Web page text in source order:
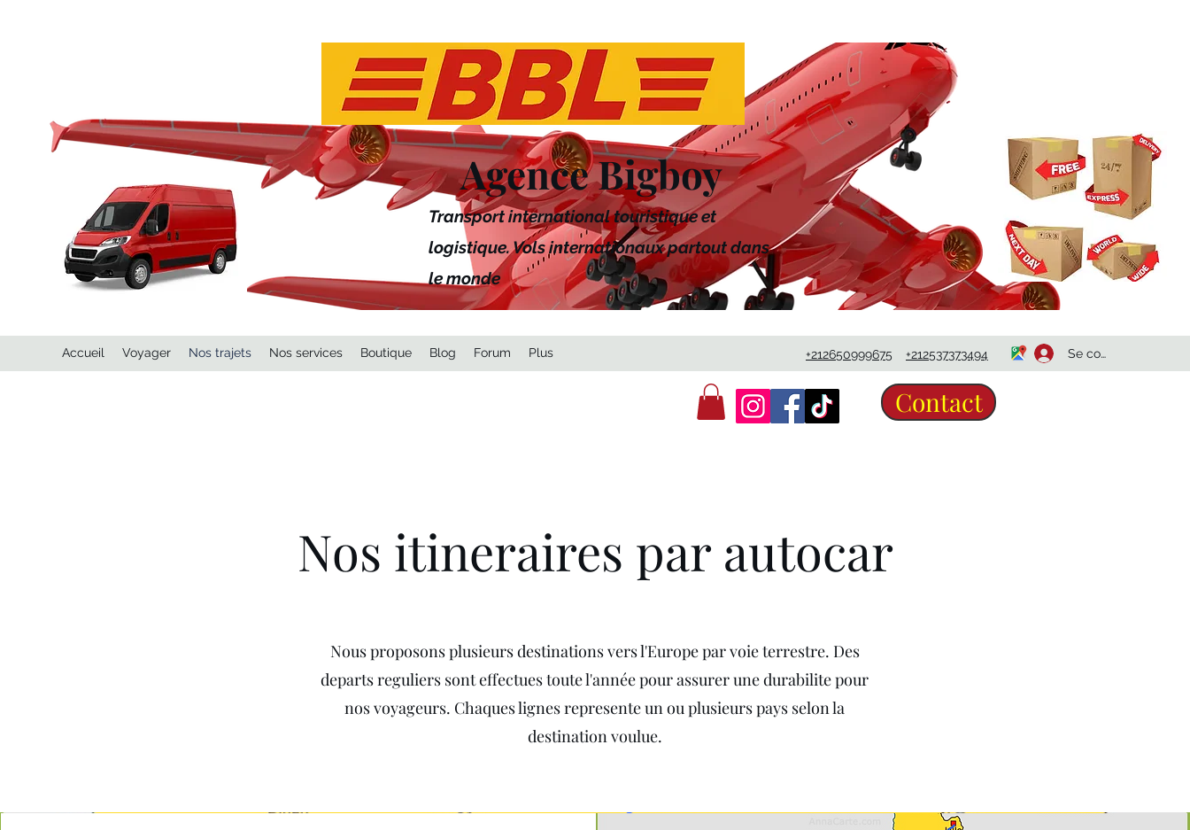
Agence Bigboy
Transport international touristique et
logistique. Vols internationaux partout dans
le monde
Accueil Voyager Nos trajets Nos services Boutique Blog Forum Plus +212650999675 +212537373494 Se connecter
Contact
Nos itineraires par autocar
Nous proposons plusieurs destinations vers l'Europe par voie terrestre. Des
departs reguliers sont effectues toute l'année pour assurer une durabilite pour
nos voyageurs. Chaques lignes represente un ou plusieurs pays selon la
destination voulue.